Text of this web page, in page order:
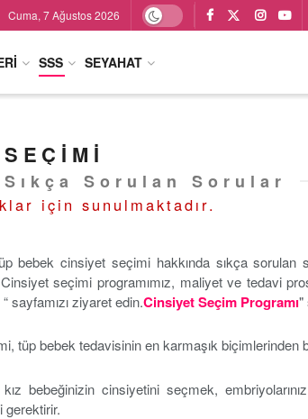
Cuma, 7 Ağustos 2026
SSS SEYAHAT
Sorulan Sorular
için sunulmaktadır.
bebek cinsiyet seçimi hakkında sıkça sorulan
Cinsiyet seçimi programımız, maliyet ve tedavi
sayfamızı ziyaret edin.Cinsiyet Seçim Programı"
tüp bebek tedavisinin en karmaşık biçimlerinden
bebeğinizin cinsiyetini seçmek,
gerektirir.